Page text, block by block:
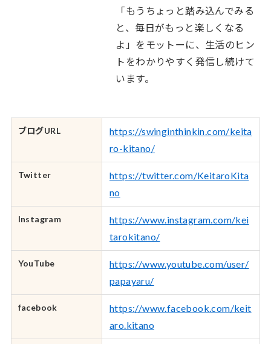
「もうちょっと踏み込んでみる
と、毎日がもっと楽しくなる
よ」をモットーに、生活のヒン
トをわかりやすく発信し続けて
います。
ブログURL
https://swinginthinkin.com/keita
ro-kitano/
Twitter
https://twitter.com/KeitaroKita
no
Instagram
https://www.instagram.com/kei
tarokitano/
YouTube
https://www.youtube.com/user/
papayaru/
facebook
https://www.facebook.com/keit
aro.kitano